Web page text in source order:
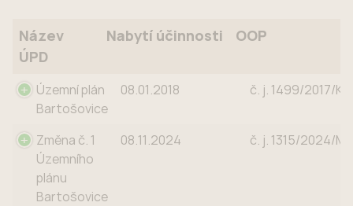
Název
ÚPD
Nabytí účinnosti OOP
Název ÚPD Nabytí účinnosti OOP
Územní plán
Bartošovice
08.01.2018 č. j. 1499/2017/Kr
Změna č. 1
Územního
plánu
Bartošovice
08.11.2024 č. j. 1315/2024/Mi